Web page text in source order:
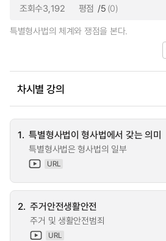
조회수3,192 평점 /5 (0)
특별형사법의 체계와 쟁점을 본다.
차시별 강의
1. 특별형사법이 형사법에서 갖는 의미
특별형사법은 형사법의 일부
URL
2. 주거안전생활안전
주거 및 생활안전범죄
URL